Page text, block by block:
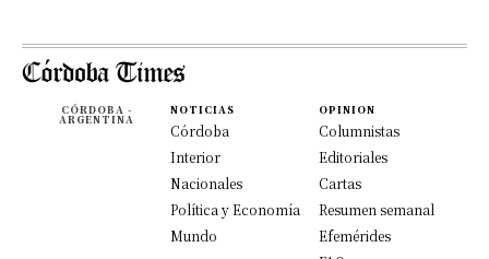
CÓRDOBA -
ARGENTINA
NOTICIAS
Córdoba
Interior
Nacionales
Política y Economía
Mundo
OPINION
Columnistas
Editoriales
Cartas
Resumen semanal
Efemérides